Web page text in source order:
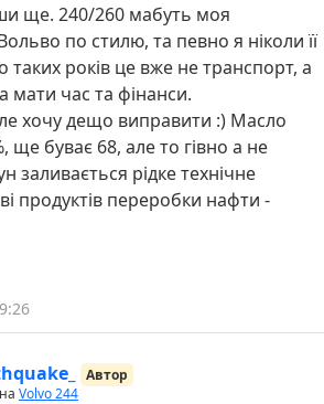
ще. 240/260 мабуть моя
по стилю, та певно я ніколи її
таких років це вже не транспорт, а
мати час та фінанси.
хочу дещо виправити :) Масло
ще буває 68, але то гівно а не
заливається рідке технічне
продуктів переробки нафти -
Автор
Volvo 244